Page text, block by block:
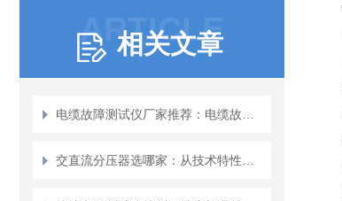
ARTICLE
相关文章